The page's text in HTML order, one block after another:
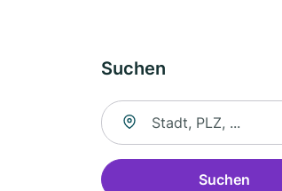
Suchen
Suche nach Ort
Suchen